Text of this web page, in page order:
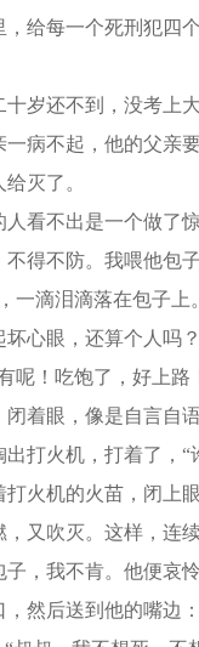
给每一个死刑犯四
还不到，没考上大
病不起，他的父亲
灭了。
不出是一个做了惊
不防。我喂他包子
滴泪滴落在包子上
心眼，还算个人吗
呢！吃饱了，好上路
着眼，像是自言自
打火机，打着了，“
机的火苗，闭上
又吹灭。这样，连
，我不肯。他便哀
然后送到他的嘴边